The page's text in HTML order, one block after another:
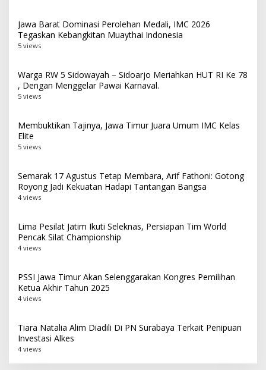
Jawa Barat Dominasi Perolehan Medali, IMC 2026
Tegaskan Kebangkitan Muaythai Indonesia
5 views
Warga RW 5 Sidowayah – Sidoarjo Meriahkan HUT RI Ke 78
, Dengan Menggelar Pawai Karnaval.
5 views
Membuktikan Tajinya, Jawa Timur Juara Umum IMC Kelas
Elite
5 views
Semarak 17 Agustus Tetap Membara, Arif Fathoni: Gotong
Royong Jadi Kekuatan Hadapi Tantangan Bangsa
4 views
Lima Pesilat Jatim Ikuti Seleknas, Persiapan Tim World
Pencak Silat Championship
4 views
PSSI Jawa Timur Akan Selenggarakan Kongres Pemilihan
Ketua Akhir Tahun 2025
4 views
Tiara Natalia Alim Diadili Di PN Surabaya Terkait Penipuan
Investasi Alkes
4 views